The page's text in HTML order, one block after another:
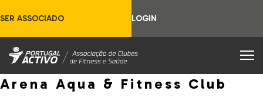
SER ASSOCIADO LOGIN
Arena Aqua & Fitness Club